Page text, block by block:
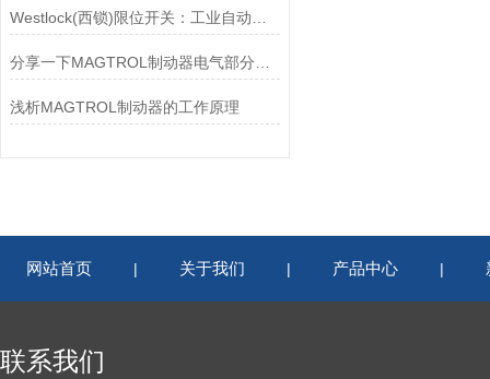
浅析MAGTROL制动器的工作原理
网站首页 | 关于我们 | 产品中心 |
联系我们